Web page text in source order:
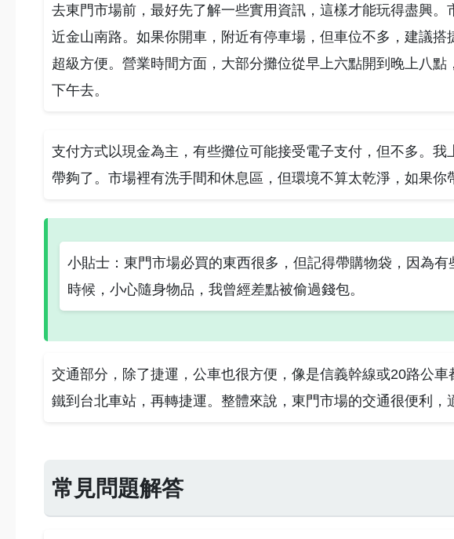
去東門市場前，最好先了解一些實用資訊，這樣才能玩得盡興
近金山南路。如果你開車，附近有停車場，但車位不多，建議
超級方便。營業時間方面，大部分攤位從早上六點開到晚上八
下午去。
支付方式以現金為主，有些攤位可能接受電子支付，但不多。
帶夠了。市場裡有洗手間和休息區，但環境不算太乾淨，如果你
小貼士：東門市場必買的東西很多，但記得帶購物袋，因為
時候，小心隨身物品，我曾經差點被偷過錢包。
交通部分，除了捷運，公車也很方便，像是信義幹線或20路公
鐵到台北車站，再轉捷運。整體來說，東門市場的交通很便利，
常見問題解答